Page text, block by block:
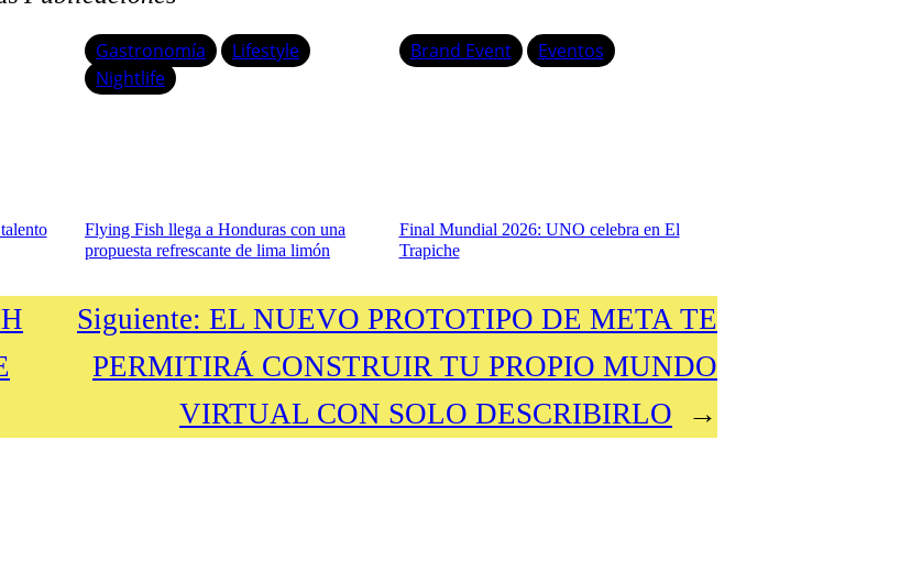
Gastronomía
Lifestyle
Nightlife
Flying Fish llega a Honduras con una
propuesta refrescante de lima limón
Brand Event Eventos
Final Mundial 2026: UNO celebra en El
Trapiche
Siguiente: EL NUEVO PROTOTIPO DE META TE
PERMITIRÁ CONSTRUIR TU PROPIO MUNDO
VIRTUAL CON SOLO DESCRIBIRLO
→